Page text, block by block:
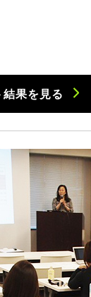
結果を見る